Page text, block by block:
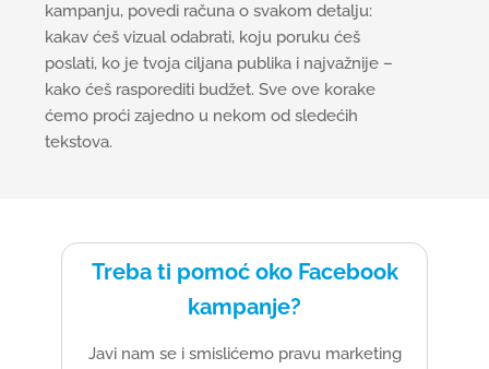
kampanju, povedi računa o svakom detalju:
kakav ćeš vizual odabrati, koju poruku ćeš
poslati, ko je tvoja ciljana publika i najvažnije –
kako ćeš rasporediti budžet. Sve ove korake
ćemo proći zajedno u nekom od sledećih
tekstova.
Treba ti pomoć oko Facebook
kampanje?
Javi nam se i smislićemo pravu marketing